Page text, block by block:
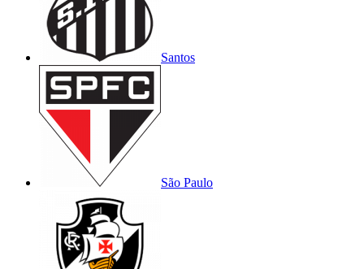
Santos
São Paulo